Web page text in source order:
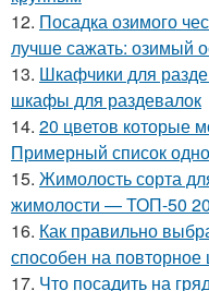
12. Посадка озимого
лучше сажать: озимый
13. Шкафчики для
шкафы для раздевалок
14. 20 цветов которые
Примерный список
15. Жимолость сорта
жимолости — ТОП-50
16. Как правильно
способен на повторное
17. Что посадить на